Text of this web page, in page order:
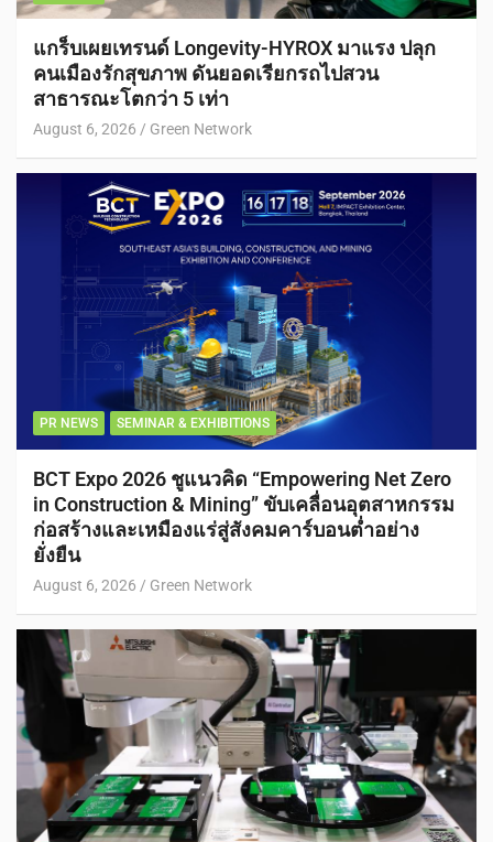
แกร็บเผยเทรนด์ Longevity-HYROX มาแรง ปลุก
คนเมืองรักสุขภาพ ดันยอดเรียกรถไปสวน
สาธารณะโตกว่า 5 เท่า
August 6, 2026 Green Network
PR NEWS SEMINAR & EXHIBITIONS
BCT Expo 2026 ชูแนวคิด “Empowering Net Zero
in Construction & Mining” ขับเคลื่อนอุตสาหกรรม
ก่อสร้างและเหมืองแร่สู่สังคมคาร์บอนต่ำอย่าง
ยั่งยืน
August 6, 2026 Green Network